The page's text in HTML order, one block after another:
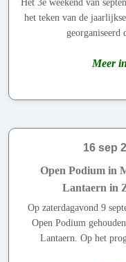
Het 3e weekend van
het teken van de
georganiseerd
Meer
16 sep
Open Podium in
Lantaern in
Op zaterdagavond 9
Open Podium
Lantaern. Op het